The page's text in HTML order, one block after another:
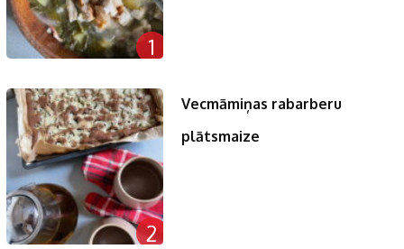
1
2
Vecmāmiņas rabarberu
plātsmaize